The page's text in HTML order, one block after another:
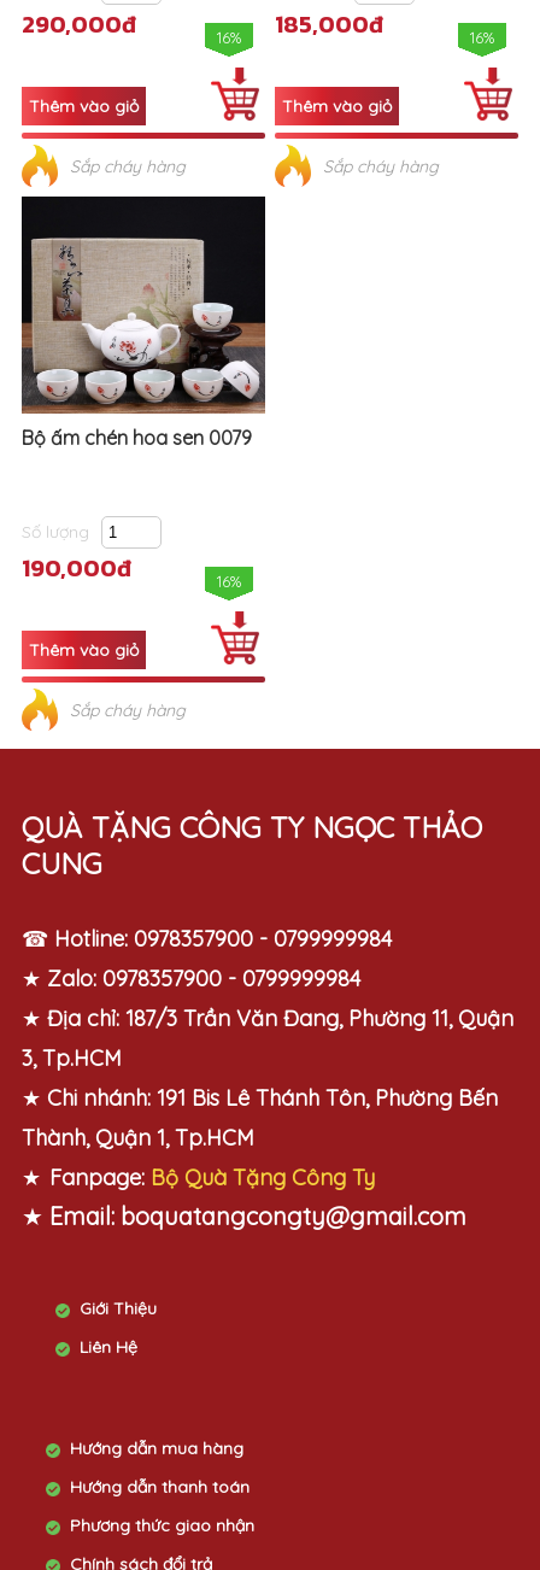
290,000đ 16%
Sắp cháy hàng
185,000đ 16%
Sắp cháy hàng
Bộ ấm chén hoa sen 0079
Số lượng
190,000đ 16%
Sắp cháy hàng
QUÀ TẶNG CÔNG TY NGỌC THẢO
CUNG
☎ Hotline: 0978357900 - 0799999984
★ Zalo: 0978357900 - 0799999984
★ Địa chỉ: 187/3 Trần Văn Đang, Phường 11, Quận
3, Tp.HCM
★ Chi nhánh: 191 Bis Lê Thánh Tôn, Phường Bến
Thành, Quận 1, Tp.HCM
★ Fanpage: Bộ Quà Tặng Công Ty
★ Email: boquatangcongty@gmail.com
Giới Thiệu
Liên Hệ
Hướng dẫn mua hàng
Hướng dẫn thanh toán
Phương thức giao nhận
Chính sách đổi trả